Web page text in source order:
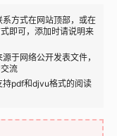
系方式在网站顶部，或在
即可，添加时请说明来
于网络公开发表文件，
流
持pdf和djvu格式的阅读